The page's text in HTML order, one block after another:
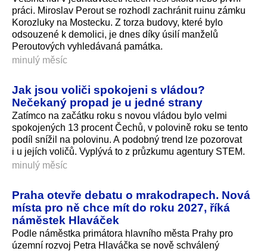
práci. Miroslav Perout se rozhodl zachránit ruinu zámku
Korozluky na Mostecku. Z torza budovy, které bylo
odsouzené k demolici, je dnes díky úsilí manželů
Peroutových vyhledávaná památka.
minulý měsíc
Jak jsou voliči spokojeni s vládou?
Nečekaný propad je u jedné strany
Zatímco na začátku roku s novou vládou bylo velmi
spokojených 13 procent Čechů, v polovině roku se tento
podíl snížil na polovinu. A podobný trend lze pozorovat
i u jejích voličů. Vyplývá to z průzkumu agentury STEM.
minulý měsíc
Praha otevře debatu o mrakodrapech. Nová
místa pro ně chce mít do roku 2027, říká
náměstek Hlaváček
Podle náměstka primátora hlavního města Prahy pro
územní rozvoj Petra Hlaváčka se nově schválený